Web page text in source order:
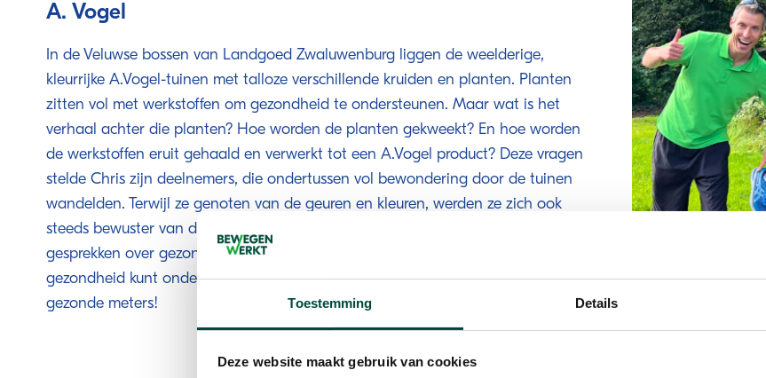
Toestemming Details
Deze website maakt gebruik van cookies
A. Vogel
In de Veluwse bossen van Landgoed Zwaluwenburg liggen de weelderige,
kleurrijke A.Vogel-tuinen met talloze verschillende kruiden en planten. Planten
zitten vol met werkstoffen om gezondheid te ondersteunen. Maar wat is het
verhaal achter die planten? Hoe worden de planten gekweekt? En hoe worden
de werkstoffen eruit gehaald en verwerkt tot een A.Vogel product? Deze vragen
stelde Chris zijn deelnemers, die ondertussen vol bewondering door de tuinen
wandelden. Terwijl ze genoten van de geuren en kleuren, werden ze zich ook
steeds bewuster van de kracht van de natuur. Dit leidde tot inspirerende
gesprekken over gezondheid, welzijn en hoe je zelf op een natuurlijke manier je
gezondheid kunt ondersteunen. En dat in combinatie met veel vitamine D en
gezonde meters!